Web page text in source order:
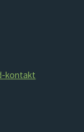
kontakt